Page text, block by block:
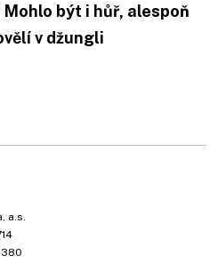
být i hůř, alespoň
v džungli
a.s.